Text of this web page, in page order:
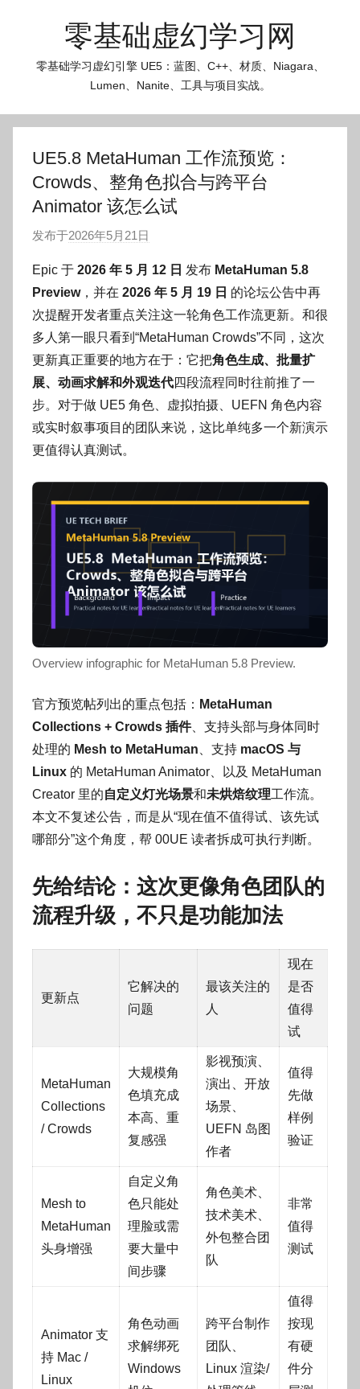
零基础虚幻学习网
零基础学习虚幻引擎 UE5：蓝图、C++、材质、Niagara、
Lumen、Nanite、工具与项目实战。
UE5.8 MetaHuman 工作流预览：
Crowds、整角色拟合与跨平台
Animator 该怎么试
发布于2026年5月21日
O
k
g
o
g
o
g
Epic 于 2026 年 5 月 12 日 发布 MetaHuman 5.8
Preview，并在 2026 年 5 月 19 日 的论坛公告中再
次提醒开发者重点关注这一轮角色工作流更新。和很
多人第一眼只看到“MetaHuman Crowds”不同，这次
更新真正重要的地方在于：它把角色生成、批量扩
展、动画求解和外观迭代四段流程同时往前推了一
步。对于做 UE5 角色、虚拟拍摄、UEFN 角色内容
或实时叙事项目的团队来说，这比单纯多一个新演示
更值得认真测试。
Overview infographic for MetaHuman 5.8 Preview.
官方预览帖列出的重点包括： MetaHuman
Collections + Crowds 插件、支持头部与身体同时
处理的 Mesh to MetaHuman 、支持 macOS 与
Linux 的 MetaHuman Animator、以及 MetaHuman
Creator 里的自定义灯光场景和未烘焙纹理工作流。
本文不复述公告，而是从“现在值不值得试、该先试
哪部分”这个角度，帮 00UE 读者拆成可执行判断。
先给结论：这次更像角色团队的
流程升级，不只是功能加法
更新点
它解决的
问题
最该关注的
人
现在
是否
值得
试
MetaHuman
Collections
/ Crowds
大规模角
色填充成
本高、重
复感强
影视预演、
演出、开放
场景、
UEFN 岛图
作者
值得
先做
样例
验证
Mesh to
MetaHuman
头身增强
自定义角
色只能处
理脸或需
要大量中
间步骤
角色美术、
技术美术、
外包整合团
队
非常
值得
测试
Animator 支
持 Mac /
Linux
角色动画
求解绑死
Windows
跨平台制作
团队、
Linux 渲染/
值得
按现
有硬
件分